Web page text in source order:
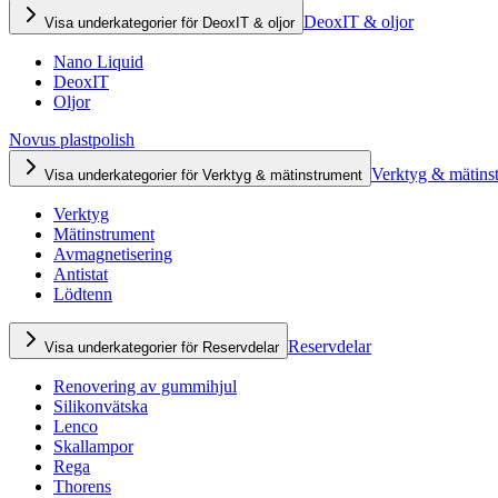
Visa underkategorier för DeoxIT & oljor DeoxIT & oljor
Nano Liquid
DeoxIT
Oljor
Novus plastpolish
Visa underkategorier för Verktyg & mätinstrument Verktyg &
Verktyg
Mätinstrument
Avmagnetisering
Antistat
Lödtenn
Visa underkategorier för Reservdelar Reservdelar
Renovering av gummihjul
Silikonvätska
Lenco
Skallampor
Rega
Thorens